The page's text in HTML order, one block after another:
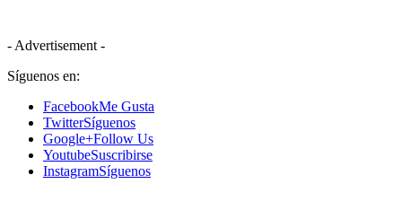
- Advertisement -
Síguenos en:
FacebookMe Gusta
TwitterSíguenos
Google+Follow Us
YoutubeSuscribirse
InstagramSíguenos